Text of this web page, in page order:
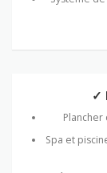
✓
Spa et